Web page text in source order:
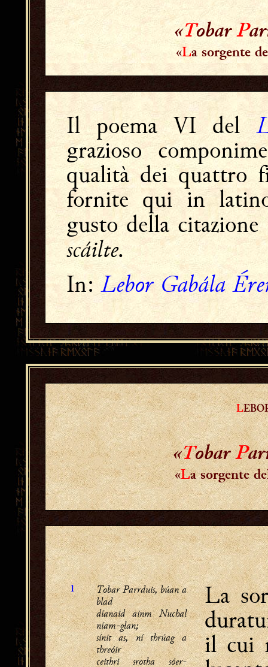
«TobarP
«La sorgente
Il poema VI del
grazioso
qualità dei quattro
fornite qui in
gusto della
scáilte.
In: Lebor Gabála
L
«TobarP
«La sorgente
1
Tobar Parrduis, búan a
blad
díanaid ainm Nuchal
níam-glan;
sínit as, ní thrúag a
threóir
ceithri srotha sóer-
La
il cui